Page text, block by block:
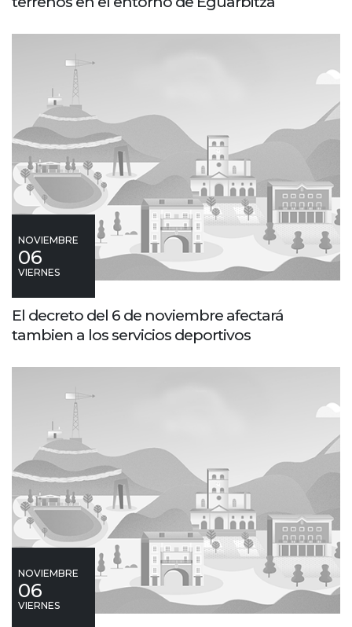
NOVIEMBRE
06
VIERNES
El decreto del 6 de noviembre afectará
tambien a los servicios deportivos
NOVIEMBRE
06
VIERNES